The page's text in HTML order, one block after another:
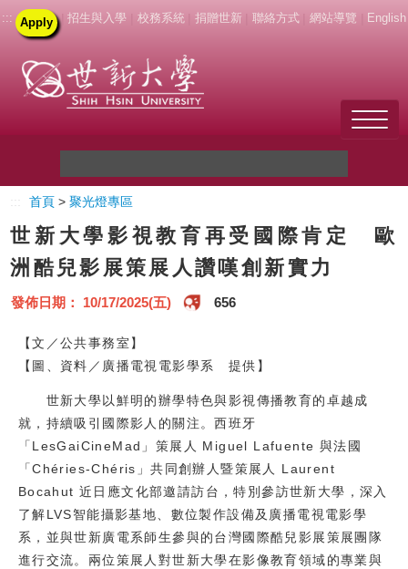
::: Apply | 招生與入學 校務系統 捐贈世新 聯絡方式 網站導覽 English
關於世新
未來學生
新生
在校生
教職員
校友
首頁 >聚光燈專區
世新大學影視教育再受國際肯定 歐
洲酷兒影展策展人讚嘆創新實力
發佈日期： 10/17/2025(五) 656
【文／公共事務室】
【圖、資料／廣播電視電影學系 提供】
世新大學以鮮明的辦學特色與影視傳播教育的卓越成
就，持續吸引國際影人的關注。西班牙
「LesGaiCineMad」策展人 Miguel Lafuente 與法國
「Chéries-Chéris」共同創辦人暨策展人 Laurent
Bocahut 近日應文化部邀請訪台，特別參訪世新大學，深入
了解LVS智能攝影基地、數位製作設備及廣播電視電影學
系，並與世新廣電系師生參與的台灣國際酷兒影展策展團隊
進行交流。兩位策展人對世新大學在影像教育領域的專業與